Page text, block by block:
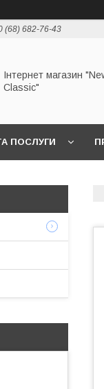
(68) 682-76-43
Інтернет магазин
Classic"
ПОСЛУГИ